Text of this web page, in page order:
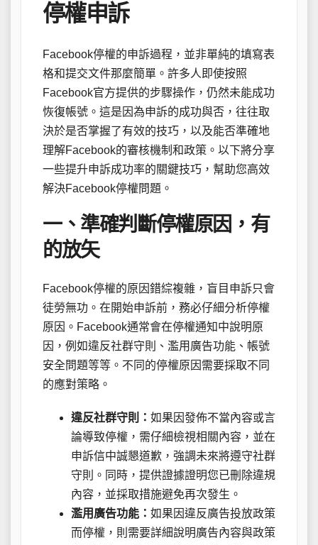
停權申訴
Facebook停權的申訴過程，並非單純的填寫表
格和提交文件那麼簡單。許多人即使按照
Facebook官方提供的步驟操作，仍然未能成功
恢復帳號。這是因為申訴的成功與否，往往取
決於是否掌握了有效的技巧，以及能否準確地
理解Facebook的審核機制和政策。以下將分享
一些提升申訴成功率的關鍵技巧，幫助您高效
解決Facebook停權問題。
一、準確判斷停權原因，有
的放矢
Facebook停權的原因錯綜複雜，盲目申訴只會
徒勞無功。在開始申訴前，務必仔細分析停權
原因。Facebook通常會在停權通知中說明原
因，例如違反社群守則、濫用廣告功能、帳號
安全問題等等。不同的停權原因需要採取不同
的應對策略。
違反社群守則： 如果因發佈不當內容或言
論導致停權，需仔細檢視相關內容，並在
申訴信中誠懇道歉，強調未來將遵守社群
守則。同時，提供證據證明您已刪除違規
內容，並採取措施避免再次發生。
濫用廣告功能： 如果因違反廣告投放政策
而停權，則需要詳細說明廣告內容與政策